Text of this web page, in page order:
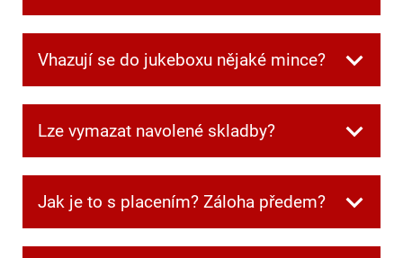
převzetí. Jen je potřeba mít jednu zásuvku
reprobedny.
Vhazují se do jukeboxu nějaké mince?
kredity.
Lze vymazat navolené skladby?
ostatní nechtějí poslouchat, můžete frontu
Jak je to s placením? Záloha předem?